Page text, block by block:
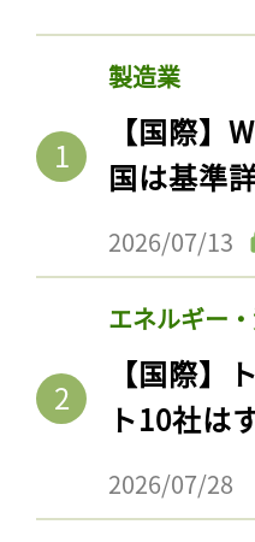
製造業
【国際】
国は基準
2026/07/13
エネルギー
【国際】
ト10社は
2026/07/28